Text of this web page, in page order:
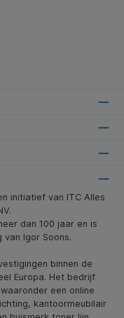
initiatief van ITC Alles
dan 100 jaar en is
Igor Soons.
binnen de
Europa. Het bedrijf
een online
kantoormeubilair